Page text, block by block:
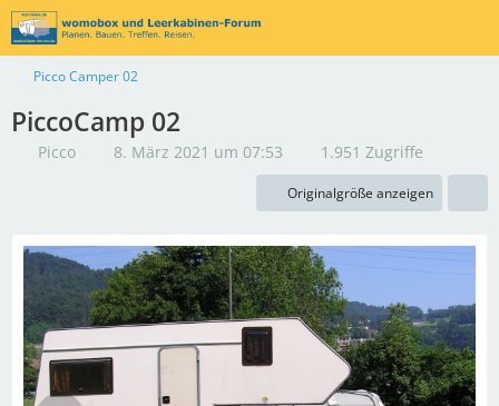
Picco Camper 02
PiccoCamp 02
Picco 8. März 2021 um 07:53 1.951 Zugriffe
Originalgröße anzeigen